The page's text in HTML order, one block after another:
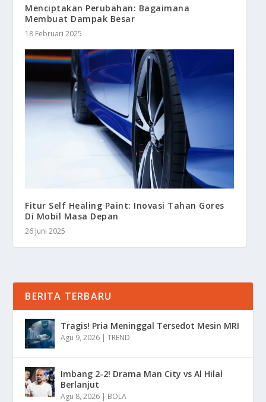
Menciptakan Perubahan: Bagaimana
Membuat Dampak Besar
18 Februari 2025
Fitur Self Healing Paint: Inovasi Tahan Gores
Di Mobil Masa Depan
26 Juni 2025
BERITA TERBARU
Tragis! Pria Meninggal Tersedot Mesin MRI
Agu 9, 2026 |TREND
Imbang 2-2! Drama Man City vs Al Hilal
Berlanjut
Agu 8, 2026 | BOLA